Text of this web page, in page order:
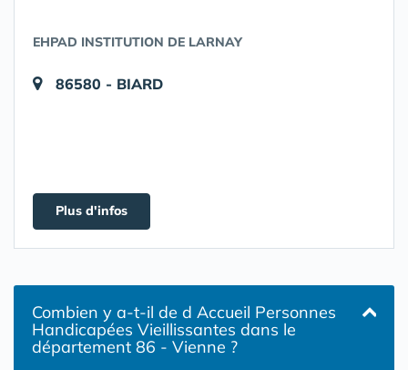
EHPAD INSTITUTION DE LARNAY
86580 - BIARD
Plus d'infos
Combien y a-t-il de d Accueil Personnes
Handicapées Vieillissantes dans le
département 86 - Vienne ?